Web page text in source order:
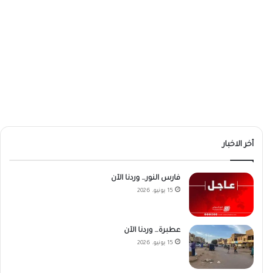
أخر الاخبار
فارس النور… وردنا الآن
15 يونيو، 2026
عطبرة… وردنا الآن
15 يونيو، 2026